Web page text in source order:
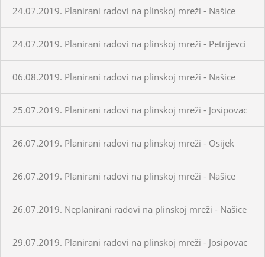
24.07.2019. Planirani radovi na plinskoj mreži - Našice
24.07.2019. Planirani radovi na plinskoj mreži - Petrijevci
06.08.2019. Planirani radovi na plinskoj mreži - Našice
25.07.2019. Planirani radovi na plinskoj mreži - Josipovac
26.07.2019. Planirani radovi na plinskoj mreži - Osijek
26.07.2019. Planirani radovi na plinskoj mreži - Našice
26.07.2019. Neplanirani radovi na plinskoj mreži - Našice
29.07.2019. Planirani radovi na plinskoj mreži - Josipovac